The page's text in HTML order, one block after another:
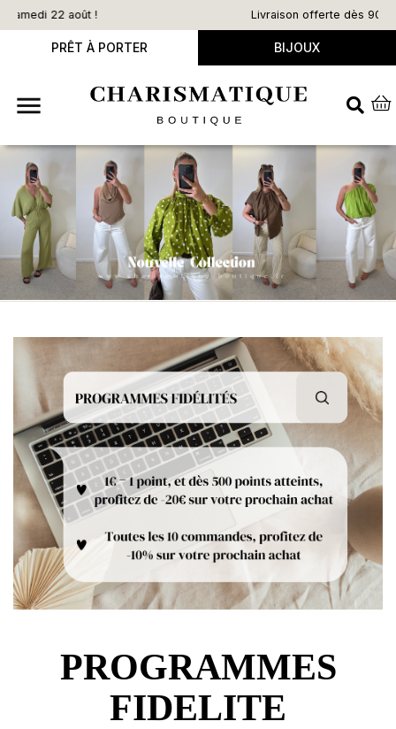
Livraison offerte dès 90€ d’achat
PRÊT À PORTER BIJOUX

PROGRAMMES
FIDELITE